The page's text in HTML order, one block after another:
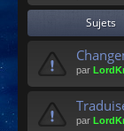
Sujets
par
par